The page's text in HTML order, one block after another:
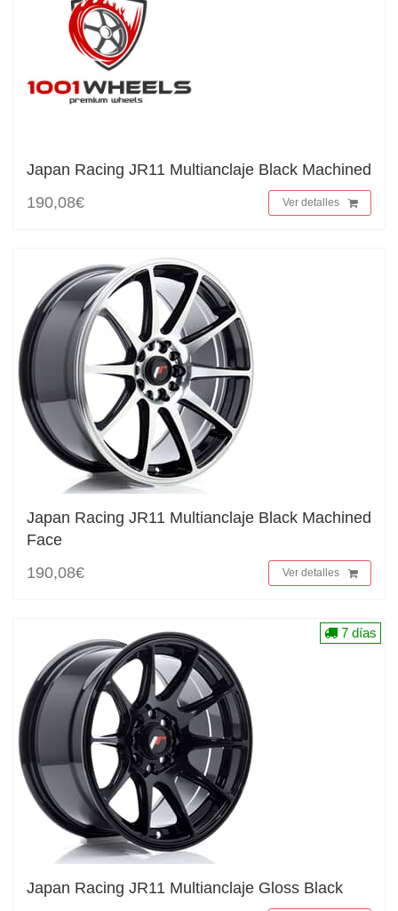
Japan Racing JR11 Multianclaje Black Machined
190,08€
Ver detalles
Japan Racing JR11 Multianclaje Black Machined
Face
190,08€
Ver detalles
Japan Racing JR11 Multianclaje Gloss Black
7 días